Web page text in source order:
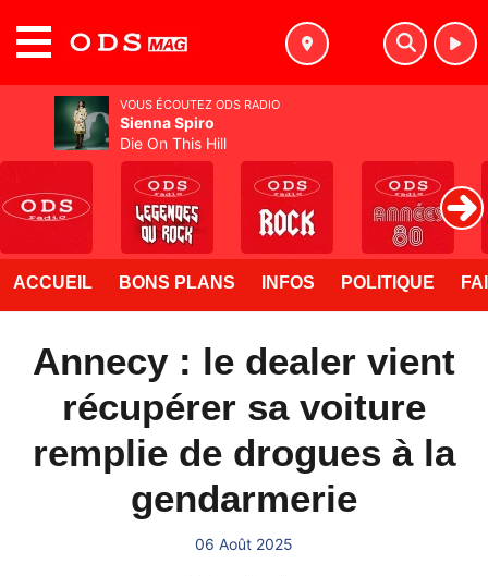
ACCUEIL BONS PLANS INFOS POLITIQUE
Annecy : le dealer vient
récupérer sa voiture
remplie de drogues à la
gendarmerie
06 Août 2025
VOUS ÉCOUTEZ ODS RADIO
Sienna Spiro
Die On This Hill